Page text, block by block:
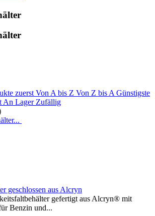
zuerst Von A bis Z Von Z bis A Günstigste
An Lager Zufällig
geschlossen aus Alcryn
gefertigt aus Alcryn® mit
Benzin und...